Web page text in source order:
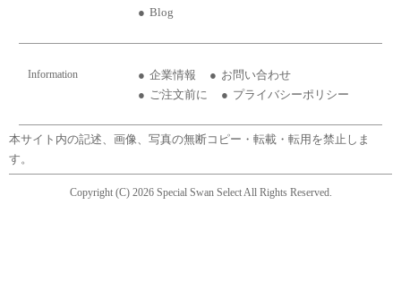
Blog
Information 企業情報
お問い合わせ
ご注文前に
プライバシーポリシー
本サイト内の記述、画像、写真の無断コピー・転載・転用を禁止しま
す。
Copyright (C) 2026 Special Swan Select All Rights Reserved.